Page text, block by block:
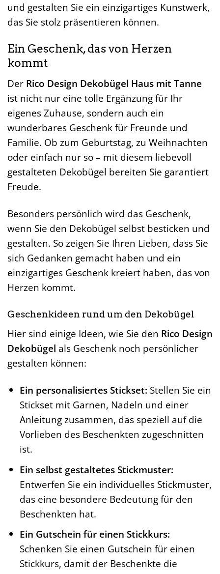
und gestalten Sie ein einzigartiges Kunstwerk,
das Sie stolz präsentieren können.
Ein Geschenk, das von Herzen
kommt
Der Rico Design Dekobügel Haus mit Tanne
ist nicht nur eine tolle Ergänzung für Ihr
eigenes Zuhause, sondern auch ein
wunderbares Geschenk für Freunde und
Familie. Ob zum Geburtstag, zu Weihnachten
oder einfach nur so – mit diesem liebevoll
gestalteten Dekobügel bereiten Sie garantiert
Freude.
Besonders persönlich wird das Geschenk,
wenn Sie den Dekobügel selbst besticken und
gestalten. So zeigen Sie Ihren Lieben, dass Sie
sich Gedanken gemacht haben und ein
einzigartiges Geschenk kreiert haben, das von
Herzen kommt.
Geschenkideen rund um den Dekobügel
Hier sind einige Ideen, wie Sie den Rico Design
Dekobügel als Geschenk noch persönlicher
gestalten können:
Ein personalisiertes Stickset: Stellen Sie ein
Stickset mit Garnen, Nadeln und einer
Anleitung zusammen, das speziell auf die
Vorlieben des Beschenkten zugeschnitten
ist.
Ein selbst gestaltetes Stickmuster:
Entwerfen Sie ein individuelles Stickmuster,
das eine besondere Bedeutung für den
Beschenkten hat.
Ein Gutschein für einen Stickkurs:
Schenken Sie einen Gutschein für einen
Stickkurs, damit der Beschenkte die